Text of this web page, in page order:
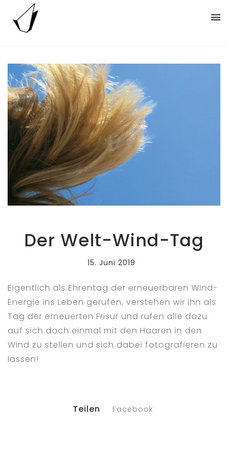
Der Welt-Wind-Tag
15. Juni 2019
Eigentlich als Ehrentag der erneuerbaren Wind-
Energie ins Leben gerufen, verstehen wir ihn als
Tag der erneuerten Frisur und rufen alle dazu
auf sich doch einmal mit den Haaren in den
Wind zu stellen und sich dabei fotografieren zu
lassen!
Teilen Facebook